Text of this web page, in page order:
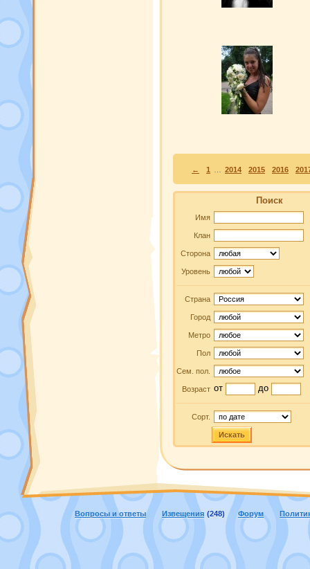
Klanya [6]
Юсечка-пусечка [9]
←
1 2014 2015 2016
Поиск
Имя
Клан
Сторона
Уровень
Страна
Город
Метро
Пол
Сем. пол.
Возраст от до
Сорт.
Искать
Вопросы и ответы Извещения (248) Форум